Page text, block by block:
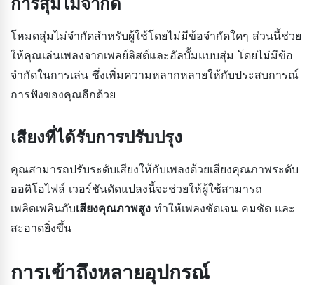
โหมดสุ่มไม่จำกัดสำหรับผู้ใช้โดยไม่มีข้อจำกัดใดๆ ส่วนนี้ช่วย
ให้คุณเล่นเพลงจากเพลย์ลิสต์และอัลบั้มแบบสุ่ม โดยไม่มีข้อ
จำกัดในการเล่น ซึ่งเพิ่มความหลากหลายให้กับประสบการณ์
การฟังของคุณอีกด้วย
เสียงที่ได้รับการปรับปรุง
คุณสามารถปรับระดับเสียงให้กับเพลงด้วยเสียงคุณภาพระดับ
ออดิโอไฟล์ เวอร์ชันดัดแปลงนี้จะช่วยให้ผู้ใช้สามารถ
เพลิดเพลินกับเสียงคุณภาพสูง ทำให้เพลงชัดเจน คมชัด และ
สะอาดยิ่งขึ้น
การเข้าถึงหลายอุปกรณ์